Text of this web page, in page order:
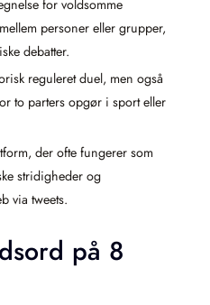
for voldsomme
personer eller grupper,
debatter.
reguleret duel, men også
to parters opgør i sport eller
der ofte fungerer som
stridigheder og
via tweets.
på 8